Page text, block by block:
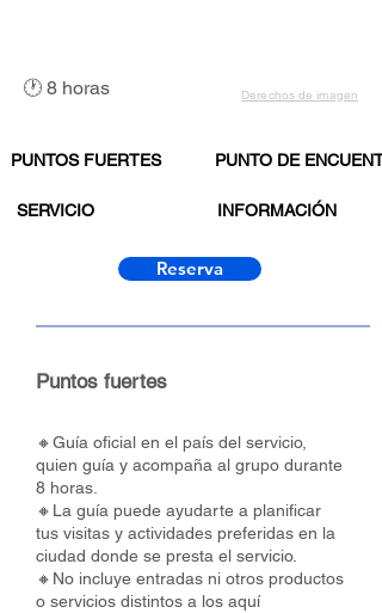
🕐 8 horas Derechos de imagen
PUNTOS FUERTES
SERVICIO
PUNTO DE
INFORMACIÓN
Reserva
Puntos fuertes
🔸Guía oficial en el país del servicio,
quien guía y acompaña al grupo durante
8 horas.
🔸La guía puede ayudarte a planificar
tus visitas y actividades preferidas en la
ciudad donde se presta el servicio.
🔸No incluye entradas ni otros productos
o servicios distintos a los aquí